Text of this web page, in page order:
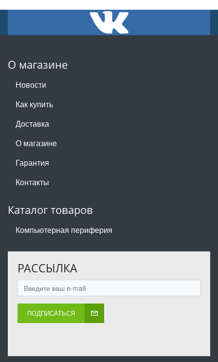
О магазине
Новости
Как купить
Доставка
О магазине
Гарантия
Контакты
Каталог товаров
Компьютерная периферия
РАССЫЛКА
ПОДПИСАТЬСЯ